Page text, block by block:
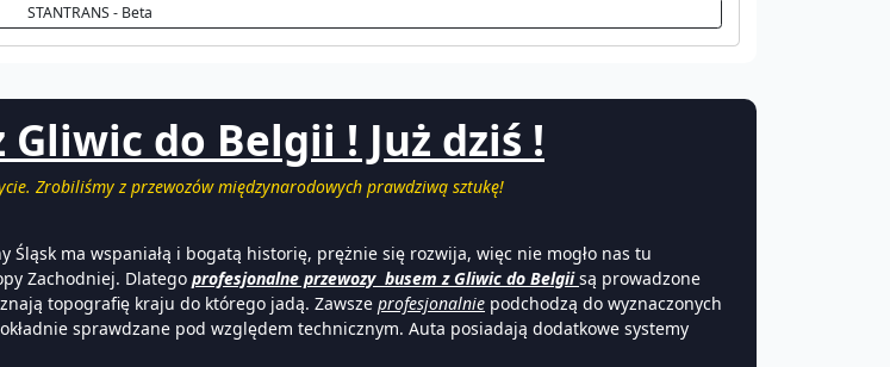
STANTRANS - Beta
do Belgii ! Już dziś !
Zrobiliśmy z przewozów międzynarodowych prawdziwą sztukę!
Śląsk ma wspaniałą i bogatą historię, prężnie się rozwija, więc nie mogło nas tu
Zachodniej. Dlatego profesjonalne przewozy busem z Gliwic do Belgiisą prowadzone
topografię kraju do którego jadą. Zawsze profesjonalnie podchodzą do wyznaczonych
sprawdzane pod względem technicznym. Auta posiadają dodatkowe systemy